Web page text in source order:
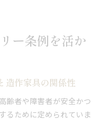
ー条例を活か
造作家具の関係性
齢者や障害者が安全かつ
るために定められていま